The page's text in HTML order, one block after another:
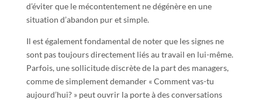
d’éviter que le mécontentement ne dégénère en une
situation d’abandon pur et simple.
Il est également fondamental de noter que les signes ne
sont pas toujours directement liés au travail en lui-même.
Parfois, une sollicitude discrète de la part des managers,
comme de simplement demander « Comment vas-tu
aujourd’hui? » peut ouvrir la porte à des conversations